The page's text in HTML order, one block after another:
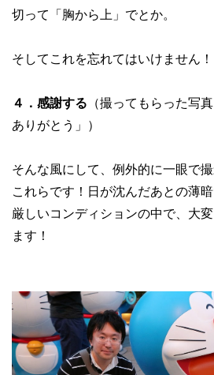
切って「胸から上」でとか。
そしてこれを忘れてはいけません！
４．感謝する （撮ってもらった写
ありがとう」）
そんな風にして、例外的に一眼で
これらです！日が沈んだあとの薄
厳しいコンディションの中で、大
ます！